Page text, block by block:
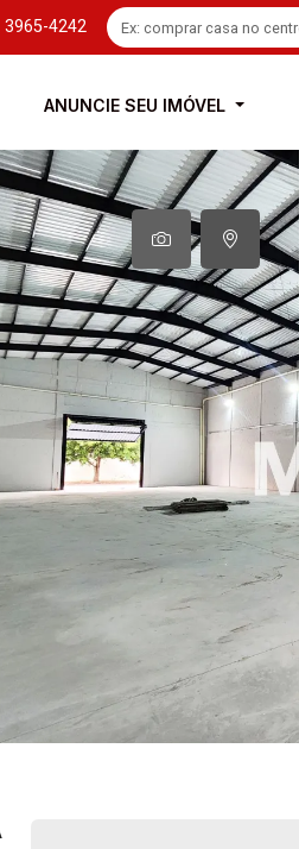
3965-4242
ANUNCIE SEU IMÓVEL